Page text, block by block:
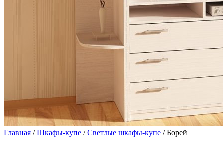
Главная /Шкафы-купе /Светлые шкафы-купе / Борей